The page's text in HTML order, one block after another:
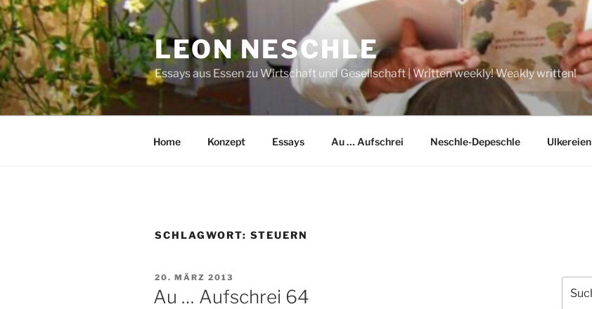
Zum
Inhalt
springen
LEON NESCHLE
Essays aus Essen zu Wirtschaft und Gesellschaft | Written weekly! Weakly written!
Home Konzept Essays Au … Aufschrei Neschle-Depeschle Ulkereien
SCHLAGWORT: STEUERN
VERÖFFENTLICHT
AM
20. MÄRZ 2013
Au … Aufschrei 64
nach: